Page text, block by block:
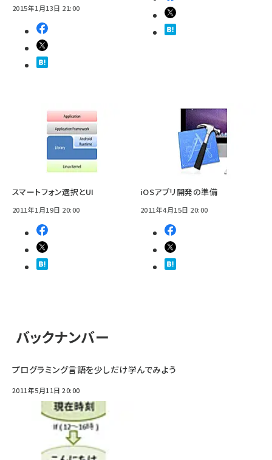
2015年1月13日 21:00
スマートフォン選択とUI
2011年1月19日 20:00
iOSアプリ開発の準備
2011年4月15日 20:00
バックナンバー
プログラミング言語を少しだけ学んでみよう
2011年5月11日 20:00